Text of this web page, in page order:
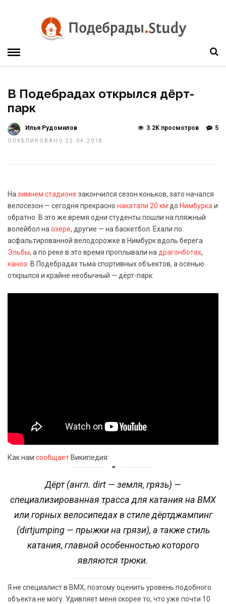
В Подебрадах открылся дёрт-
парк
Илья Рудомилов
ОПУБЛИКОВАНО 22.04.2018
5
3.2K просмотров
На зимнем стадионе закончился сезон коньков, зато начался
велосезон — сегодня прекрасно накатали 20 км до Нимбурка и
обратно. В это же время одни студенты пошли на пляжный
волейбол на озере, другие — на баскетбол. Ехали по
асфальтированной велодорожке в Нимбурк вдоль берега
Эльбы, а по реке в это время проплывали на драгонботах,
каноэ . В Подебрадах тьма спортивных объектов, а осенью
открылся и крайне необычный — дёрт-парк:
Как нам сообщает Википедия:
Дёрт (англ. dirt — земля, грязь) —
специализированная трасса для катания на BMX
или горных велосипедах в стиле дёртджампинг
(dirtjumping — прыжки на грязи), а также стиль
катания, главной особенностью которого
являются трюки.
Я не специалист в BMX, поэтому оценить уровень подобного
объекта не могу. Удивляет меня скорее то, что уже почти 10